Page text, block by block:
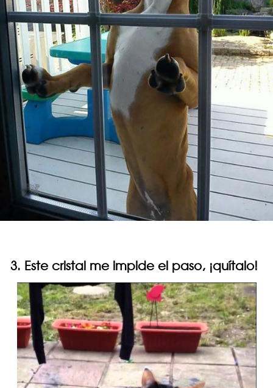
3. Este cristal me impide el paso, ¡quítalo!